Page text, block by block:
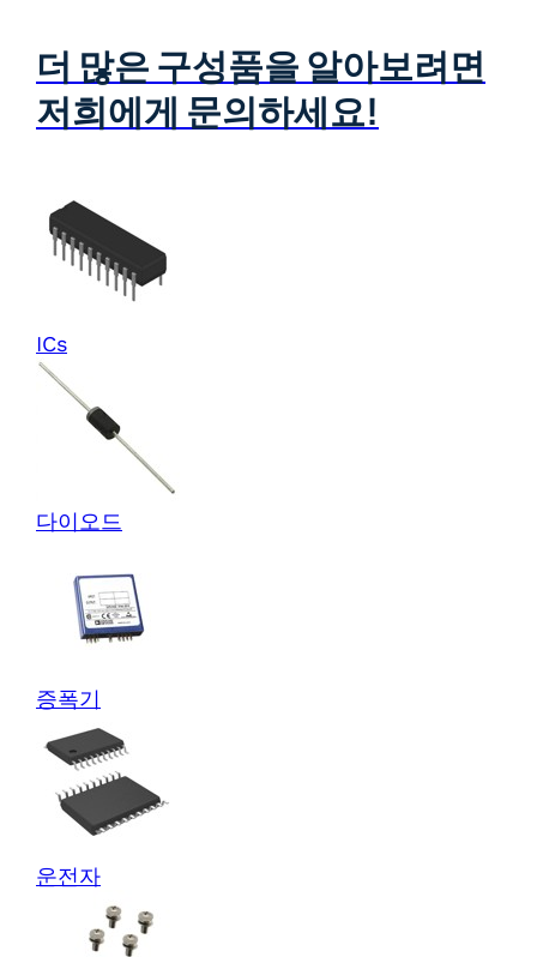
더 많은 구성품을 알아보려면
저희에게 문의하세요!
ICs
다이오드
증폭기
운전자